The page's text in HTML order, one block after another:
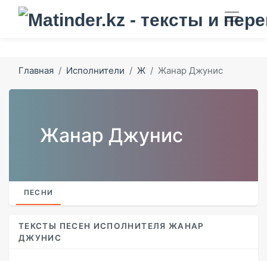
Главная Исполнители Ж Жанар Джунис
Жанар Джунис
ПЕСНИ
ТЕКСТЫ ПЕСЕН ИСПОЛНИТЕЛЯ ЖАНАР
ДЖУНИС